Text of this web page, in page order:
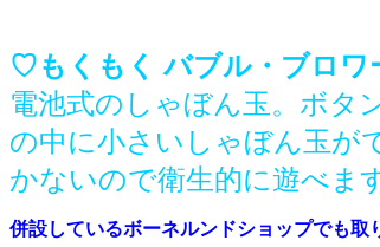
♡もくもく バブル・ブロワ
電池式のしゃぼん玉。ボタ
の中に小さいしゃぼん玉が
かないので衛生的に遊べま
併設しているボーネルンドショップでも取